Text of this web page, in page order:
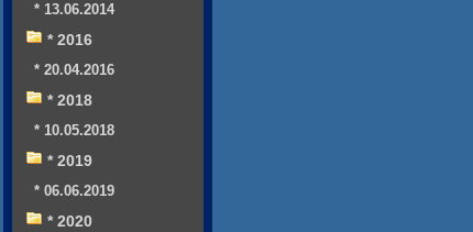
* 13.06.2014
* 2016
* 20.04.2016
* 2018
* 10.05.2018
* 2019
* 06.06.2019
* 2020